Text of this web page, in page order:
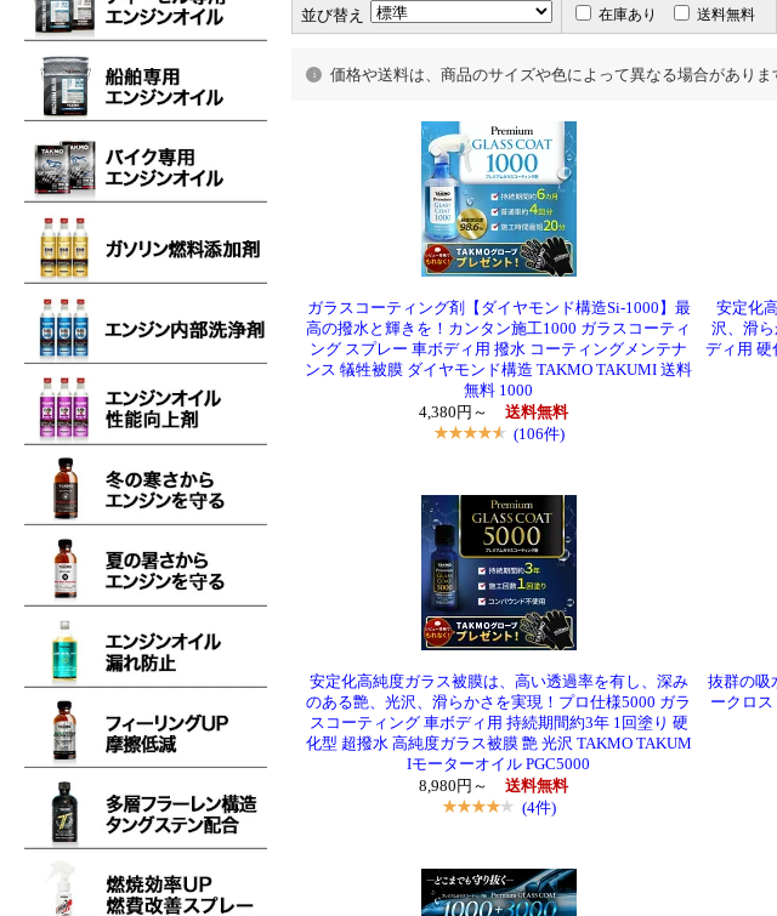
並び替え 在庫あり 送料無料
価格や送料は、商品のサイズや色によって異なる場合がありま
ガラスコーティング剤【ダイヤモンド構造Si-1000】最
高の撥水と輝きを！カンタン施工1000 ガラスコーティ
ング スプレー 車ボディ用 撥水 コーティングメンテナ
ンス 犠牲被膜 ダイヤモンド構造 TAKMO TAKUMI 送料
無料 1000
4,380円～
送料無料
(106件)
安定化
沢、滑
ディ用 硬
安定化高純度ガラス被膜は、高い透過率を有し、深み
のある艶、光沢、滑らかさを実現！プロ仕様5000 ガラ
スコーティング 車ボディ用 持続期間約3年 1回塗り 硬
化型 超撥水 高純度ガラス被膜 艶 光沢 TAKMO TAKUM
Iモーターオイル PGC5000
8,980円～
送料無料
(4件)
抜群の吸
ークロ